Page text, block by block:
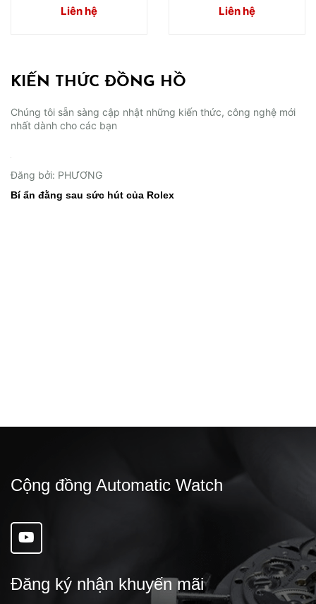
Liên hệ Liên hệ
KIẾN THỨC ĐỒNG HỒ
Chúng tôi sẵn sàng cập nhật những kiến thức, công nghệ mới
nhất dành cho các bạn
Cộng đồng Automatic Watch
Đăng ký nhận khuyến mãi